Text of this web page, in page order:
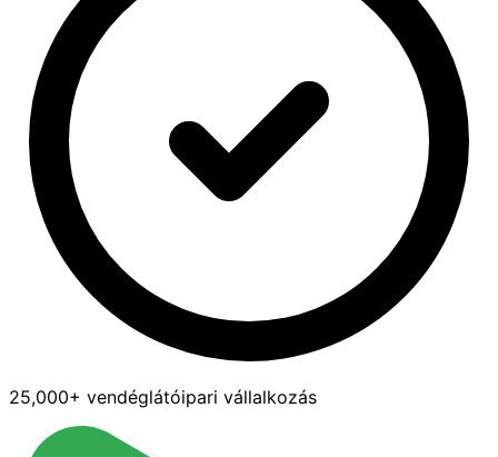
25,000+ vendéglátóipari vállalkozás